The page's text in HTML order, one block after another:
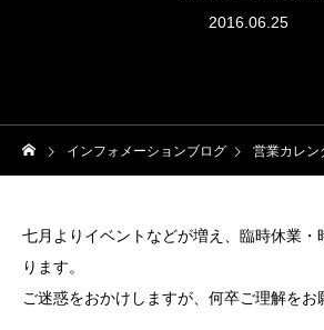
2016.06.25
インフォメーションブログ 営業カレン
七月よりイベントなどが増え、臨時休業・
ります。
ご迷惑をおかけしますが、何卒ご理解をお